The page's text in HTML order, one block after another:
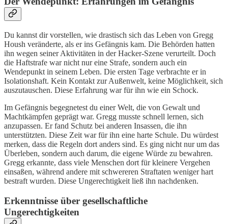
Du kannst dir vorstellen, wie drastisch sich das Leben von Gregg
Housh veränderte, als er ins Gefängnis kam. Die Behörden hatten
ihn wegen seiner Aktivitäten in der Hacker-Szene verurteilt. Doch
die Haftstrafe war nicht nur eine Strafe, sondern auch ein
Wendepunkt in seinem Leben. Die ersten Tage verbrachte er in
Isolationshaft. Kein Kontakt zur Außenwelt, keine Möglichkeit, sich
auszutauschen. Diese Erfahrung war für ihn wie ein Schock.
Im Gefängnis begegnetest du einer Welt, die von Gewalt und
Machtkämpfen geprägt war. Gregg musste schnell lernen, sich
anzupassen. Er fand Schutz bei anderen Insassen, die ihn
unterstützten. Diese Zeit war für ihn eine harte Schule. Du würdest
merken, dass die Regeln dort anders sind. Es ging nicht nur um das
Überleben, sondern auch darum, die eigene Würde zu bewahren.
Gregg erkannte, dass viele Menschen dort für kleinere Vergehen
einsaßen, während andere mit schwereren Straftaten weniger hart
bestraft wurden. Diese Ungerechtigkeit ließ ihn nachdenken.
Erkenntnisse über gesellschaftliche
Ungerechtigkeiten